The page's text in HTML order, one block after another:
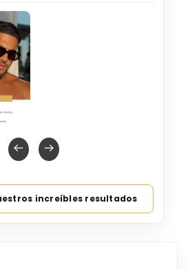
increíbles resultados